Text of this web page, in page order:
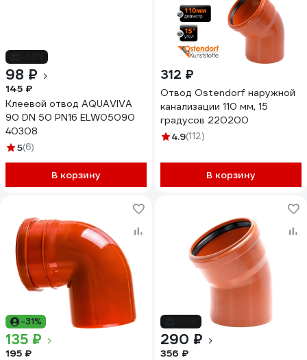
98 ₽
145 ₽
Клеевой отвод AQUAVIVA
90 DN 50 PN16 ELW05090
40308
5(6)
В корзину
312 ₽
Отвод Ostendorf наружной
канализации 110 мм, 15
градусов 220200
4.9(112)
В корзину
-31%
135 ₽
195 ₽
290 ₽
356 ₽